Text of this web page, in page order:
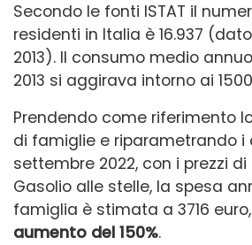
Secondo le fonti ISTAT il
residenti in Italia è 16.937
2013). Il consumo medio
2013 si aggirava intorno ai
Prendendo come riferimento
di famiglie e riparametrando i
settembre 2022, con i prezzi
Gasolio alle stelle, la spesa
famiglia è stimata a 3716
aumento del 150%.